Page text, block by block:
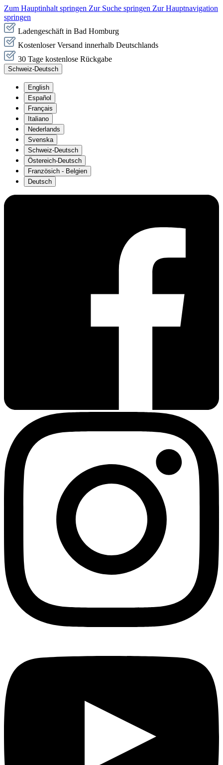
Zum Hauptinhalt springen Zur Suche springen Zur Hauptnavigation
springen
Ladengeschäft in Bad Homburg
Kostenloser Versand innerhalb Deutschlands
30 Tage kostenlose Rückgabe
Schweiz-Deutsch
English
Español
Français
Italiano
Nederlands
Svenska
Schweiz-Deutsch
Östereich-Deutsch
Französich - Belgien
Deutsch